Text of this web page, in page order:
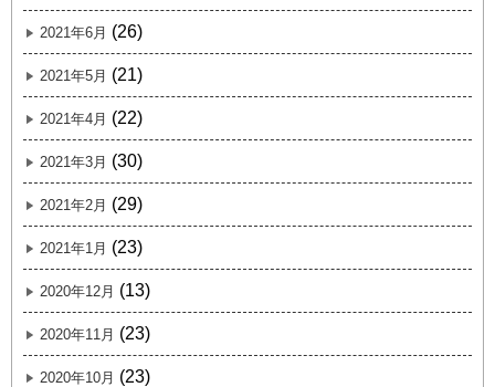
2021年6月 (26)
2021年5月 (21)
2021年4月 (22)
2021年3月 (30)
2021年2月 (29)
2021年1月 (23)
2020年12月 (13)
2020年11月 (23)
2020年10月 (23)